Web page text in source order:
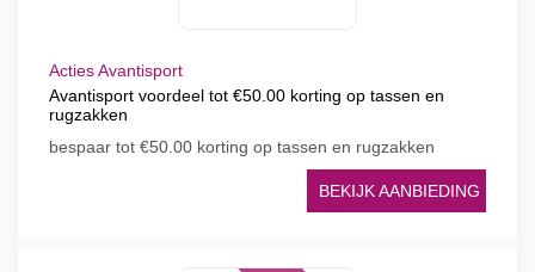
Acties Avantisport
Avantisport voordeel tot €50.00 korting op tassen en
rugzakken
bespaar tot €50.00 korting op tassen en rugzakken
BEKIJK AANBIEDING